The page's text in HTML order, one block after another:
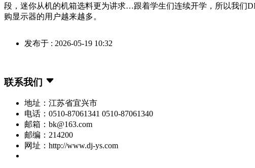
段，迷你从机的机箱选料更为讲求…跟着学生们连续开学，所以我们
购显示器的用户越来越多。
发布于 : 2026-05-19 10:32
联系我们
地址：江苏省宜兴市
电话：0510-87061341 0510-87061340
邮箱：bk@163.com
邮编：214200
网址：http://www.dj-ys.com